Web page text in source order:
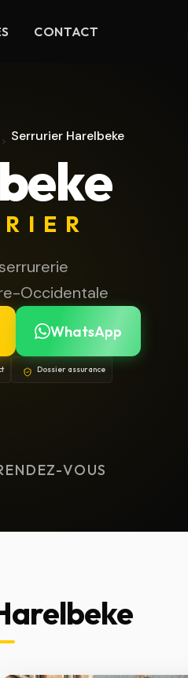
CONTACT
Serrurier Harelbeke
Occidentale
WhatsApp
Dossier assurance
VOUS